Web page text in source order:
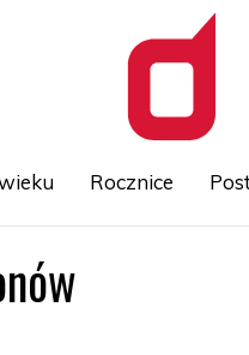
Rocznice